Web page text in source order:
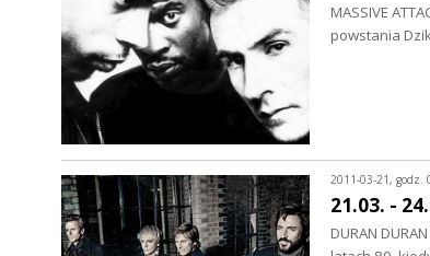
MASSIVE
powstania
2011-03-21, godz.
21.03. -
DURAN